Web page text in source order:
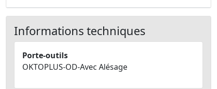
Informations techniques
Porte-outils
OKTOPLUS-OD-Avec Alésage